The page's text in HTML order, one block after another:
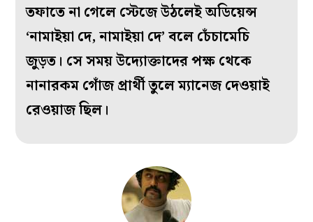
তফাতে না গেলে স্টেজে উঠলেই অডিয়েন্স
‘নামাইয়া দে, নামাইয়া দে’ বলে চেঁচামেচি
জুড়ত। সে সময় উদ্যোক্তাদের পক্ষ থেকে
নানারকম গোঁজ প্রার্থী তুলে ম্যানেজ দেওয়াই
রেওয়াজ ছিল।